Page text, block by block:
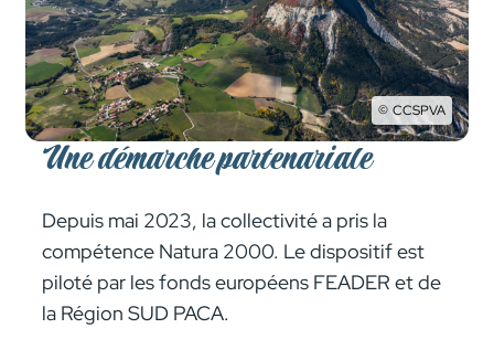
CCSPVA
Une démarche partenariale
Depuis mai 2023, la collectivité a pris la
compétence Natura 2000. Le dispo­­­­­­­­si­­­­­­­­tif est
piloté par les fonds euro­­péens FEADER et de
la Région SUD PACA.